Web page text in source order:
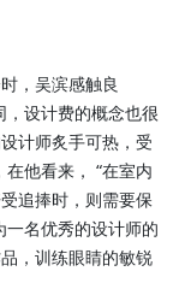
，吴滨感触良
，设计费的概念也很
计师炙手可热，受
在他看来， “在室内
追捧时，则需要保
一名优秀的设计师的
，训练眼睛的敏锐